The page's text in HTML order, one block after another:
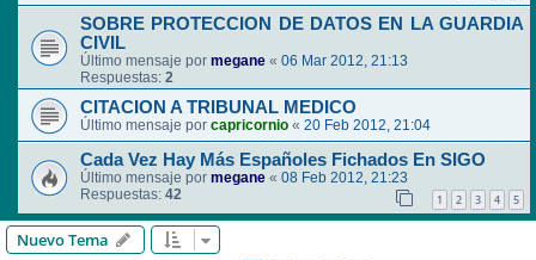
SOBRE PROTECCION DE DATOS EN LA GUARDIA
CIVIL
Último mensaje por megane « 06 Mar 2012, 21:13
Respuestas: 2
CITACION A TRIBUNAL MEDICO
Último mensaje por capricornio « 20 Feb 2012, 21:04
Cada Vez Hay Más Españoles Fichados En SIGO
Último mensaje por megane « 08 Feb 2012, 21:23
Respuestas: 42 1 2 3 4 5
Nuevo Tema